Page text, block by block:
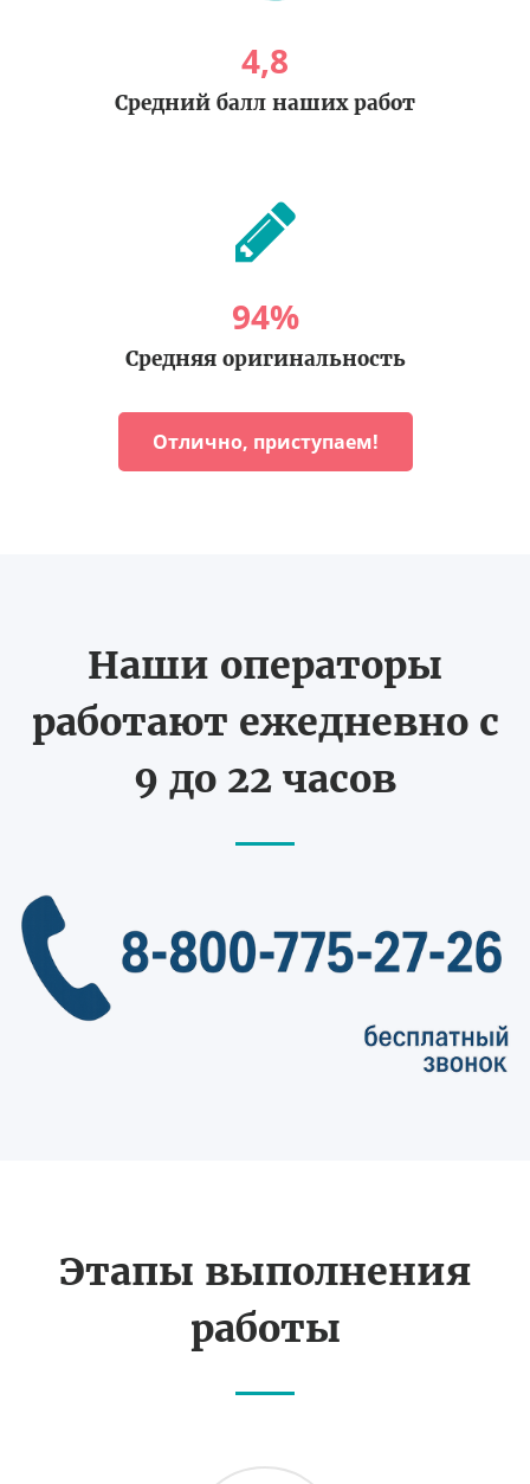
4,8
Средний балл наших работ
94%
Средняя оригинальность
Отлично, приступаем!
Наши операторы
работают ежедневно с
9 до 22 часов
Этапы выполнения
работы